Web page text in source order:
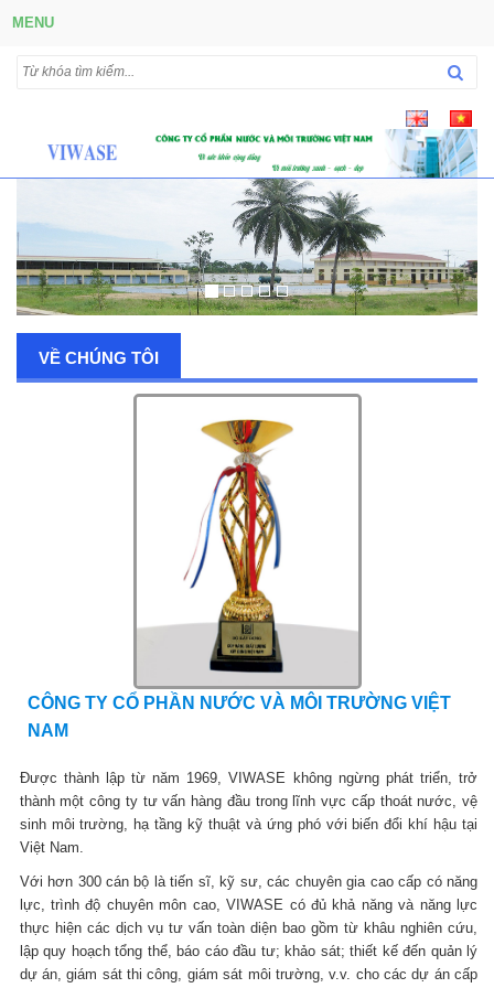
MENU
VỀ CHÚNG TÔI
CÔNG TY CỔ PHẦN NƯỚC VÀ MÔI TRƯỜNG VIỆT
NAM
Được thành lập từ năm 1969, VIWASE không ngừng phát triển, trở
thành một công ty tư vấn hàng đầu trong lĩnh vực cấp thoát nước, vệ
sinh môi trường, hạ tầng kỹ thuật và ứng phó với biến đổi khí hậu tại
Việt Nam.
Với hơn 300 cán bộ là tiến sĩ, kỹ sư, các chuyên gia cao cấp có năng
lực, trình độ chuyên môn cao, VIWASE có đủ khả năng và năng lực
thực hiện các dịch vụ tư vấn toàn diện bao gồm từ khâu nghiên cứu,
lập quy hoạch tổng thể, báo cáo đầu tư; khảo sát; thiết kế đến quản lý
dự án, giám sát thi công, giám sát môi trường, v.v. cho các dự án cấp